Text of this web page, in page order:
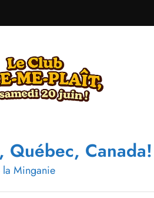
Québec, Canada!
Minganie